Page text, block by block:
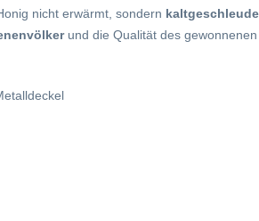
nicht erwärmt, sondern
und die Qualität des